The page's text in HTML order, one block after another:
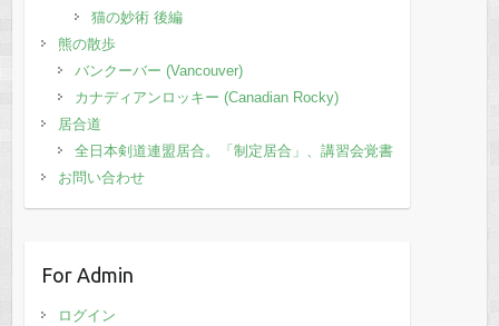
猫の妙術 後編
熊の散歩
バンクーバー (Vancouver)
カナディアンロッキー (Canadian Rocky)
居合道
全日本剣道連盟居合。「制定居合」、講習会覚書
お問い合わせ
For Admin
ログイン